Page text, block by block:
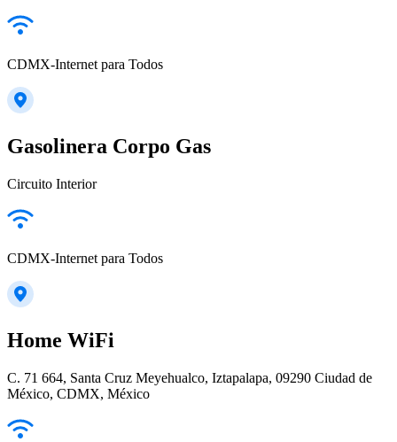
CDMX-Internet para Todos
Gasolinera Corpo Gas
Circuito Interior
CDMX-Internet para Todos
Home WiFi
C. 71 664, Santa Cruz Meyehualco, Iztapalapa, 09290 Ciudad de
México, CDMX, México